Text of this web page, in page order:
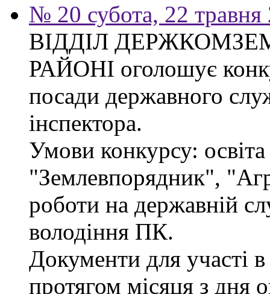
№ 20 субота, 22 травня
ВІДДІЛ
РАЙОНІ оголошує
посади державного
інспектора.
Умови конкурсу:
"Землевпорядник",
роботи на державній
володіння ПК.
Документи для участі
протягом місяця з дня